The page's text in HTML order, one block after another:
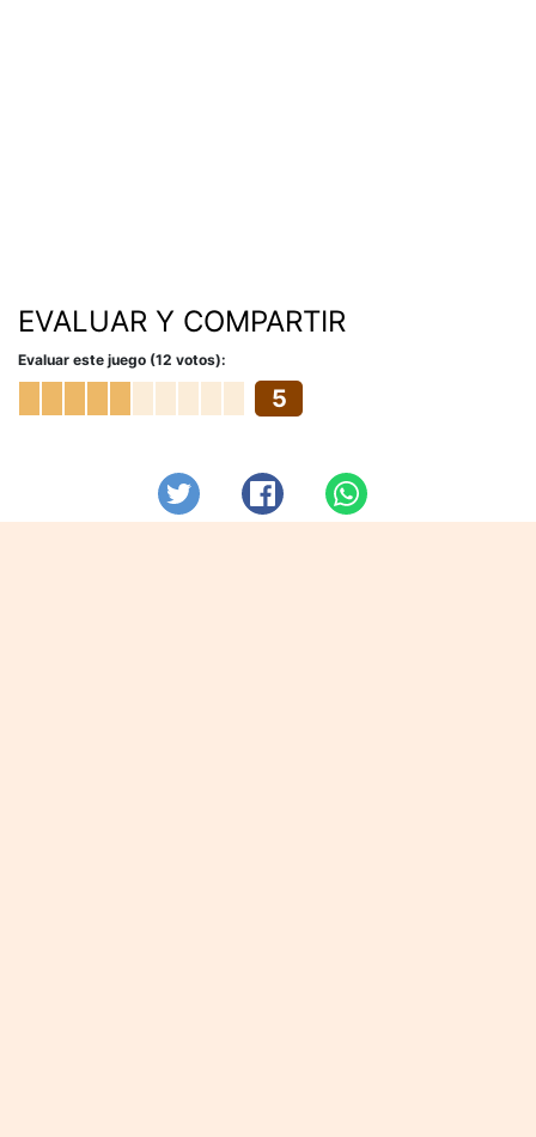
EVALUAR Y COMPARTIR
Evaluar este juego (12 votos):
5